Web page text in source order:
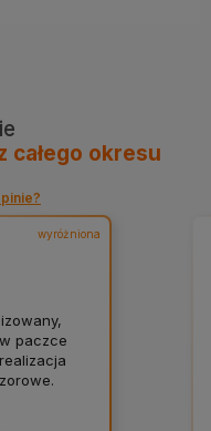
całego okresu
wyróżniona
paczce